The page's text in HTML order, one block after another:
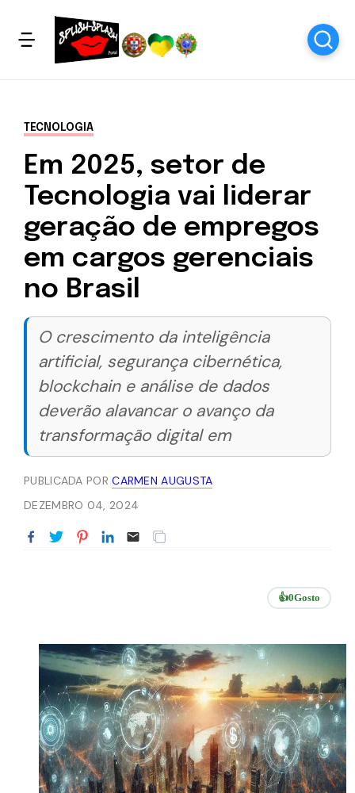
TECNOLOGIA
Em 2025, setor de
Tecnologia vai liderar
geração de empregos
em cargos gerenciais
no Brasil
O crescimento da inteligência
artificial, segurança cibernética,
blockchain e análise de dados
deverão alavancar o avanço da
transformação digital em
PUBLICADA PORCARMEN AUGUSTA
DEZEMBRO 04, 2024
👍0Gosto